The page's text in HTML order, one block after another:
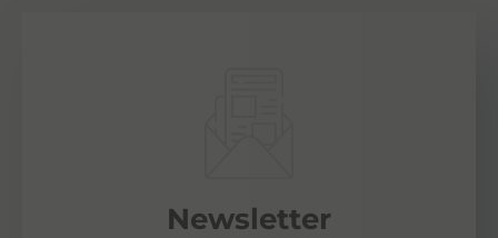
Newsletter